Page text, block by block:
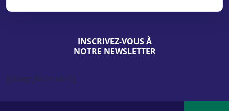
INSCRIVEZ-VOUS À
NOTRE NEWSLETTER
[sibwp_form id=1]